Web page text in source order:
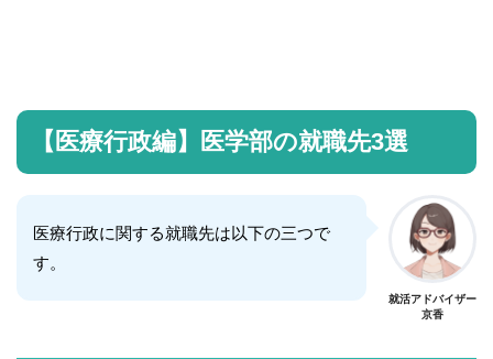
【医療行政編】医学部の就職先3選
医療行政に関する就職先は以下の三つで
す。
就活アドバイザー
京香